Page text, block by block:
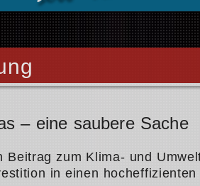
– eine saubere Sache
Beitrag zum Klima- und
in einen